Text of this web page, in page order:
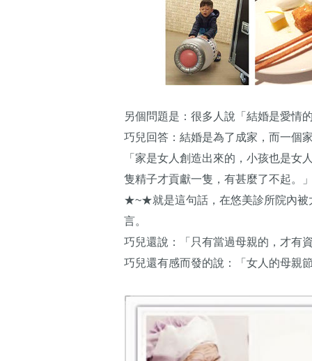
另個問題是：很多人說「結婚是愛情
巧兒回答：結婚是為了成家，而一個
「家是女人創造出來的，小孩也是女
隻精子才貢獻一隻，有甚麼了不起。
★~★就是這句話，在悠美診所院內被
言。
巧兒還說：「只有當過母親的，才有
巧兒還有感而發的說：「女人的母親